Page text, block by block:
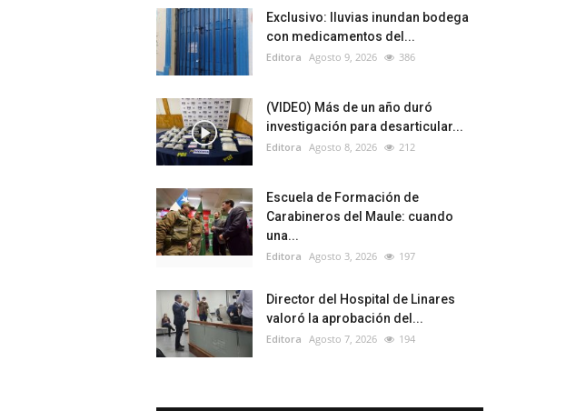
Exclusivo: lluvias inundan bodega
con medicamentos del...
Editora Agosto 9, 2026 386
(VIDEO) Más de un año duró
investigación para desarticular...
Editora Agosto 8, 2026 212
Escuela de Formación de
Carabineros del Maule: cuando
una...
Editora Agosto 3, 2026 197
Director del Hospital de Linares
valoró la aprobación del...
Editora Agosto 7, 2026 194